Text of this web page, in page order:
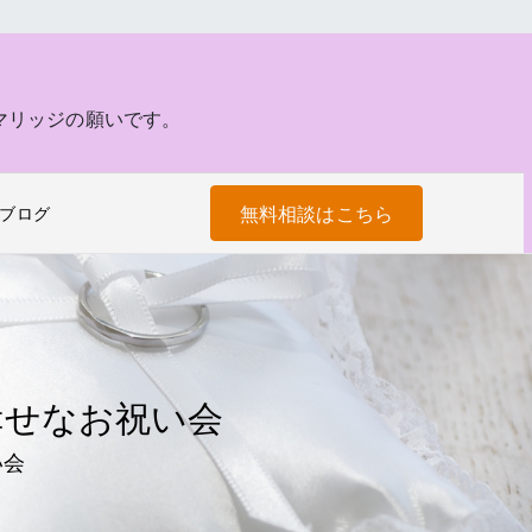
ッジの願いです。
ログ 無料相談はこちら
なお祝い会